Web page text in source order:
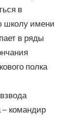
в
школу имени
в ряды
полка
– командир